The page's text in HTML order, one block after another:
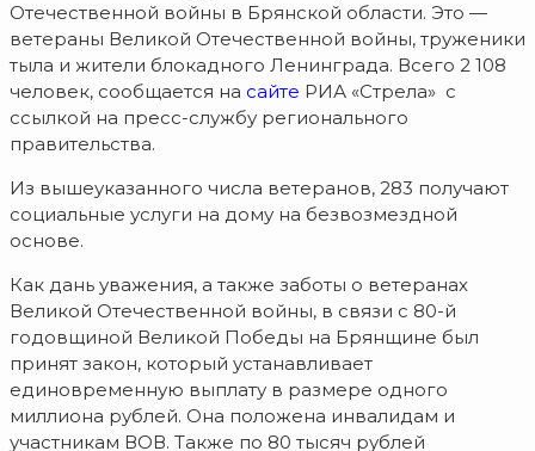
Отечественной войны в Брянской области. Это —
ветераны Великой Отечественной войны, труженики
тыла и жители блокадного Ленинграда. Всего 2 108
человек, сообщается на сайте РИА «Стрела» с
ссылкой на пресс-службу регионального
правительства.
Из вышеуказанного числа ветеранов, 283 получают
социальные услуги на дому на безвозмездной
основе.
Как дань уважения, а также заботы о ветеранах
Великой Отечественной войны, в связи с 80-й
годовщиной Великой Победы на Брянщине был
принят закон, который устанавливает
единовременную выплату в размере одного
миллиона рублей. Она положена инвалидам и
участникам ВОВ. Также по 80 тысяч рублей